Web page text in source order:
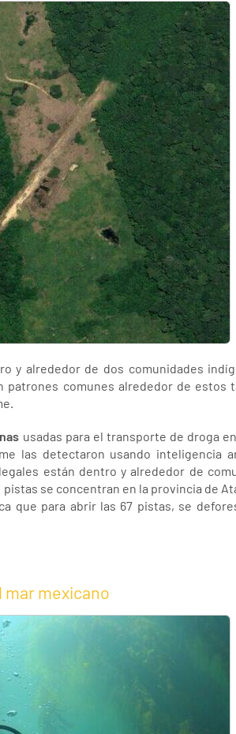
y alrededor de dos comunidades
comunes alrededor de estos
usadas para el transporte de droga
las detectaron usando inteligencia
están dentro y alrededor de
se concentran en la provincia de
que para abrir las 67 pistas, se
mar mexicano